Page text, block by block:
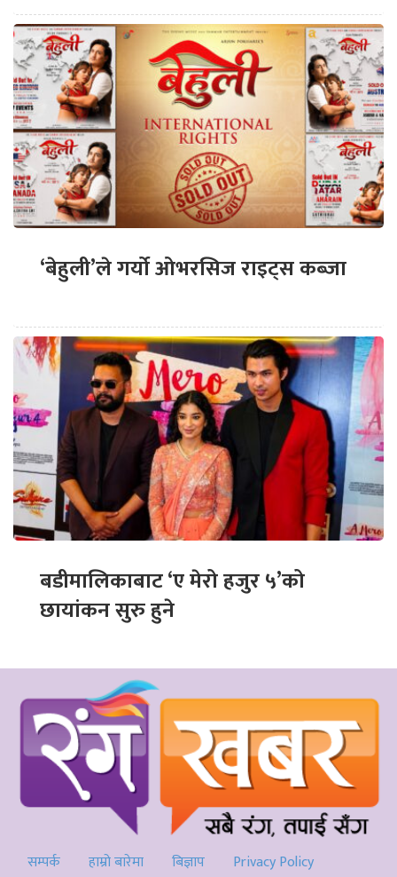
‘बेहुली’ले गर्यो ओभरसिज राइट्स कब्जा
बडीमालिकाबाट ‘ए मेरो हजुर ५’को
छायांकन सुरु हुने
सम्पर्क हाम्रो बारेमा बिज्ञाप Privacy Policy